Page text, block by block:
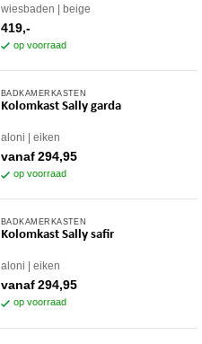
wiesbaden beige
419,-
op voorraad
BADKAMERKASTEN
Kolomkast Sally garda
aloni eiken
vanaf 294,95
op voorraad
Dit
heeft
meerdere
variaties.
kan
worden
op
de
BADKAMERKASTEN
Kolomkast Sally safir
aloni eiken
vanaf 294,95
op voorraad
Dit
heeft
meerdere
variaties.